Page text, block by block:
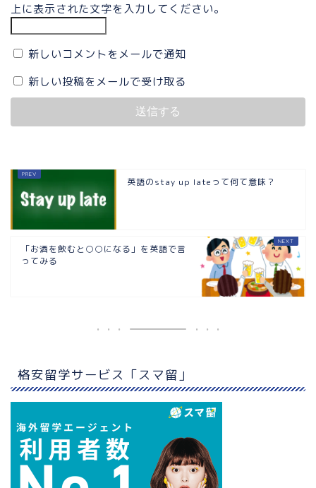
上に表示された文字を入力してください。
新しいコメントをメールで通知
新しい投稿をメールで受け取る
英語のstay up lateって何て意味？
「お酒を飲むと○○になる」を英語で言
ってみる
格安留学サービス「スマ留」